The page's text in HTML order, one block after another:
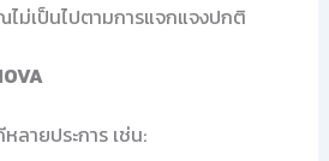
ม่เป็นไปตามการแจกแจงปกติ
ลายประการ เช่น: